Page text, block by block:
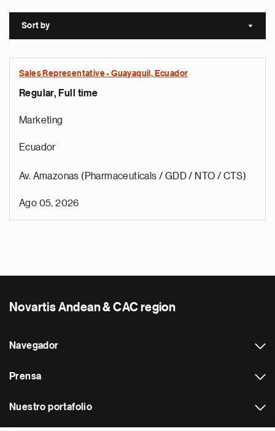
Sort by Sort
Sales Representative - Guayaquil, Ecuador
Regular, Full time
Marketing
Ecuador
Av. Amazonas (Pharmaceuticals / GDD / NTO / CTS)
Ago 05, 2026
Novartis Andean & CAC region
Navegador
Prensa
Nuestro portafolio